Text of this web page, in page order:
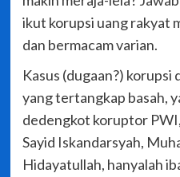
ikut korupsi uang rakyat
dan bermacam varian.
Kasus (dugaan?)
yang tertangkap basah,
dedengkot koruptor
Sayid Iskandarsyah,
Hidayatullah, hanyalah